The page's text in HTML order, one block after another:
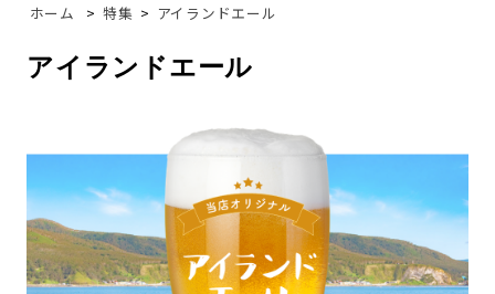
ホーム > 特集 > アイランドエール
アイランドエール